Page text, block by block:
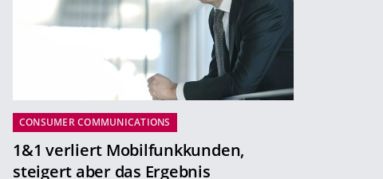
CONSUMER COMMUNICATIONS
1&1 verliert Mobilfunkkunden,
steigert aber das Ergebnis